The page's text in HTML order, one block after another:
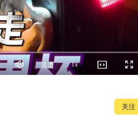
静
音
画
质
高清 1x播
放
屏
关注